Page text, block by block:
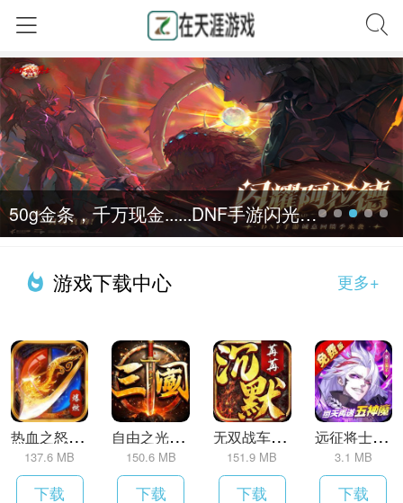
50g金条，千万现金......DNF手游闪光节活动不来真要亏大了!
游戏下载中心 更多+
热
血之怒（金蛇五行专属爆燃）
137.6 MB
下载
自
由之光（霸世三国）
150.6 MB
下载
无
双战车（苒苒沉默）
151.9 MB
下载
远
征将士（0.1折五神魔免费升级版）
3.1 MB
下载